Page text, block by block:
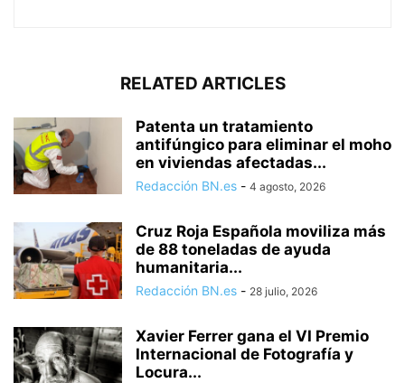
RELATED ARTICLES
Patenta un tratamiento
antifúngico para eliminar el moho
en viviendas afectadas...
Redacción BN.es - 4 agosto, 2026
Cruz Roja Española moviliza más
de 88 toneladas de ayuda
humanitaria...
Redacción BN.es - 28 julio, 2026
Xavier Ferrer gana el VI Premio
Internacional de Fotografía y
Locura...